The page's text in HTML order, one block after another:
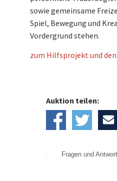
sowie gemeinsame
Spiel, Bewegung und
Vordergrund stehen.
zum Hilfsprojekt und
Auktion teilen:
Fragen und